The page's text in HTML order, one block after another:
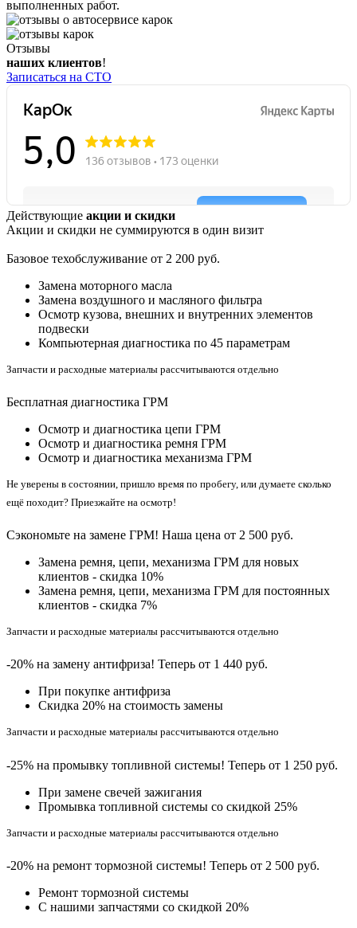
выполненных работ.
Отзывы
наших клиентов!
Записаться на СТО
Действующие акции и скидки
Акции и скидки не суммируются в один визит
Базовое техобслуживание от 2 200 руб.
Замена моторного масла
Замена воздушного и масляного фильтра
Осмотр кузова, внешних и внутренних элементов
подвески
Компьютерная диагностика по 45 параметрам
Запчасти и расходные материалы рассчитываются отдельно
Бесплатная диагностика ГРМ
Осмотр и диагностика цепи ГРМ
Осмотр и диагностика ремня ГРМ
Осмотр и диагностика механизма ГРМ
Не уверены в состоянии, пришло время по пробегу, или думаете сколько
ещё походит? Приезжайте на осмотр!
Сэкономьте на замене ГРМ! Наша цена от 2 500 руб.
Замена ремня, цепи, механизма ГРМ для новых
клиентов - скидка 10%
Замена ремня, цепи, механизма ГРМ для постоянных
клиентов - скидка 7%
Запчасти и расходные материалы рассчитываются отдельно
-20% на замену антифриза! Теперь от 1 440 руб.
При покупке антифриза
Cкидка 20% на стоимость замены
Запчасти и расходные материалы рассчитываются отдельно
-25% на промывку топливной системы! Теперь от 1 250 руб.
При замене свечей зажигания
Промывка топливной системы со скидкой 25%
Запчасти и расходные материалы рассчитываются отдельно
-20% на ремонт тормозной системы! Теперь от 2 500 руб.
Ремонт тормозной системы
С нашими запчастями со скидкой 20%